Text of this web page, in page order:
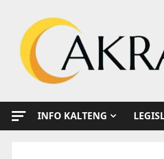
content
INFO KALTENG